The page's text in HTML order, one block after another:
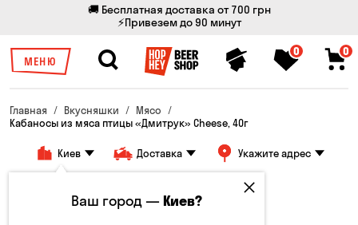
🚚 Бесплатная доставка от 700 грн
⚡Привезем до 90 минут
МЕНЮ
0 0
Главная Вкусняшки
Мясо
Кабаносы из мяса птицы «Дмитрук» Cheese, 40г
Киев Доставка Укажите адрес
Ваш город —Киев?